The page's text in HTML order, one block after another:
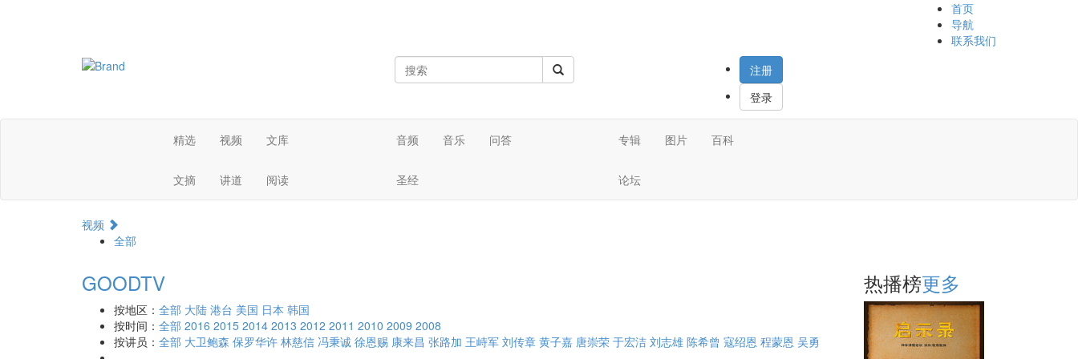
首页
导航
联系我们
注册
登录
精选 视频 文库
文摘 讲道 阅读
音频 音乐 问答
圣经
专辑 图片 百科
论坛
视频
全部
GOODTV
按地区： 全部 大陆 港台 美国 日本 韩国
按时间： 全部 2016 2015 2014 2013 2012 2011 2010 2009 2008
按讲员： 全部 大卫鲍森 保罗华许 林慈信 冯秉诚 徐恩赐 康来昌 张路加 王峙军 刘传章 黄子嘉 唐崇荣 于宏洁 刘志雄 陈希曾 寇绍恩 程蒙恩 吴勇
热播榜更多